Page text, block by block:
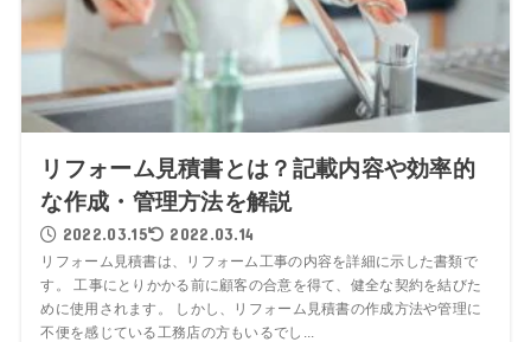
リフォーム見積書とは？記載内容や効率的
な作成・管理方法を解説
2022.03.15 2022.03.14
リフォーム見積書は、リフォーム工事の内容を詳細に示した書類で
す。 工事にとりかかる前に顧客の合意を得て、健全な契約を結びた
めに使用されます。 しかし、リフォーム見積書の作成方法や管理に
不便を感じている工務店の方もいるでし...